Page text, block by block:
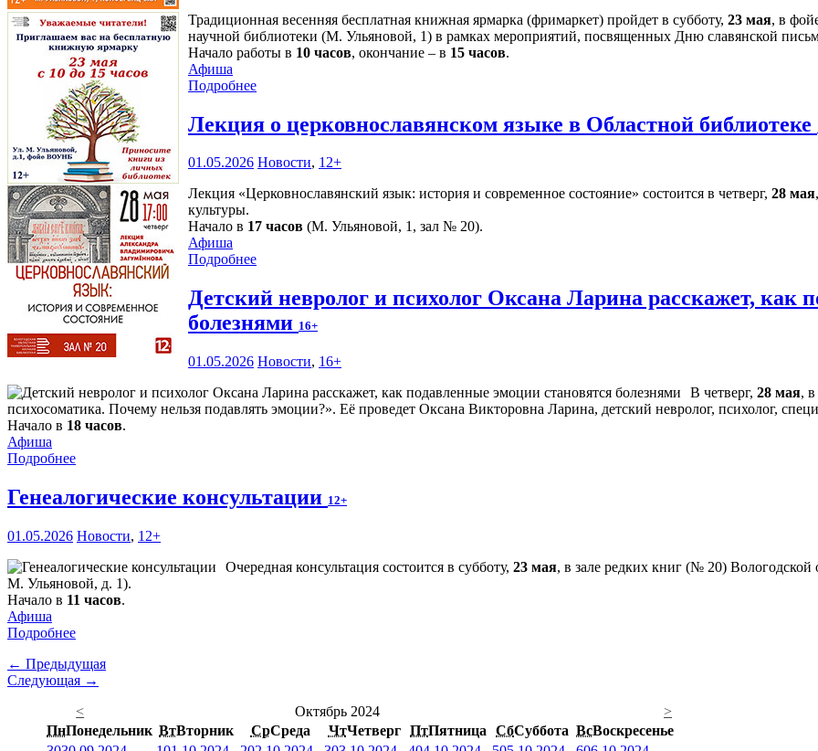
Традиционная весенняя бесплатная книжная ярмарка (фримаркет) пройдет в субботу, 23 мая, в
научной библиотеки (М. Ульяновой, 1) в рамках мероприятий, посвященных Дню славянской
Начало работы в 10 часов, окончание – в 15 часов.
Афиша
Подробнее
Лекция о церковнославянском языке в Областной библиотеке
01.05.2026 Новости, 12+
Лекция «Церковнославянский язык: история и современное состояние» состоится в четверг, 28 мая
культуры.
Начало в 17 часов (М. Ульяновой, 1, зал № 20).
Афиша
Подробнее
Детский невролог и психолог Оксана Ларина расскажет, как
болезнями 16+
01.05.2026 Новости, 16+
В четверг, 28 мая,
психосоматика. Почему нельзя подавлять эмоции?». Её проведет Оксана Викторовна Ларина, детский невролог, психолог,
Начало в 18 часов.
Афиша
Подробнее
Генеалогические консультации 12+
01.05.2026 Новости, 12+
Очередная консультация состоится в субботу, 23 мая, в зале редких книг (№ 20) Вологодской
М. Ульяновой, д. 1).
Начало в 11 часов.
Афиша
Подробнее
← Предыдущая
Следующая →
<
Октябрь 2024
>
ПнПонедельник ВтВторник СрСреда ЧтЧетверг ПтПятница СбСуббота ВсВоскресенье